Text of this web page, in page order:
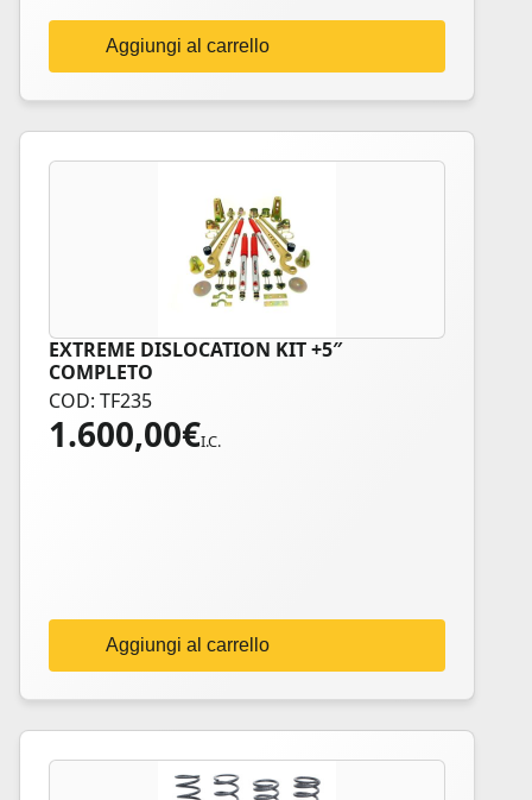
Aggiungi al carrello
EXTREME DISLOCATION KIT +5″
COMPLETO
COD: TF235
1.600,00€I.C.
Aggiungi al carrello